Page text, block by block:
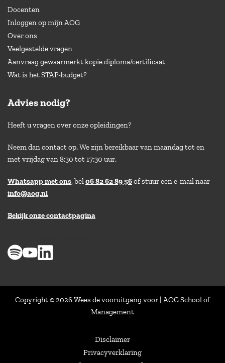
Docenten
Inloggen op mijn AOG
Over ons
Veelgestelde vragen
Aanvraag gewaarmerkt kopie diploma/certificaat
Wat is het STAP-budget?
Advies nodig?
Heeft u vragen over onze opleidingen?
Neem dan contact op. We zijn bereikbaar van maandag tot en
met vrijdag van 8:30 tot 17:30 uur.
Whatsapp met ons, bel06 82 62 89 56of stuur een e-mail naar
info@aog.nl
Bekijk onze contactpagina
Copyright © 2026 Wees de vooruitgang voor | AOG School of
Management
Disclaimer
Privacyverklaring